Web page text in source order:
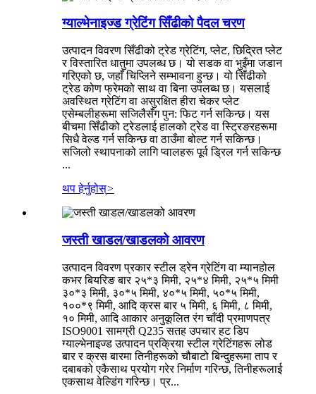
ग्याल्भेनाइज्ड ग्रेटिंग सिँढीको पैदल चरण
उत्पादन विवरण सिँढीको ट्रेड ग्रेटिंग, प्लेट, छिद्रित प्लेट
र विस्तारित धातुमा उपलब्ध छ। यो सडक वा भुइँमा जडान
गरिएको छ, जहाँ चिप्लिने सम्भावना हुन्छ। यो सिँढीको
ट्रेड कोण फ्रेमको साथ वा बिना उपलब्ध छ। यसलाई
अवस्थित ग्रेटिंग वा असुरक्षित हीरा चेकर प्लेट
एसेम्बलीहरूमा सजिलैसँग पुन: फिट गर्न सकिन्छ। यस
बीचमा सिँढीको ट्रेडलाई हालको ट्रेड वा स्ट्रिङरहरूमा
सिधै वेल्ड गर्न सकिन्छ वा ठाउँमा बोल्ट गर्न सकिन्छ।
सजिलो स्थापनाको लागि प्वालहरू पूर्व ड्रिल गर्न सकिन्छ
...
थप हेर्नुहोस्>
जस्ती खाडल/खाडलको आवरण
उत्पादन विवरण प्रकार स्टील ड्रेन ग्रेटिंग वा म्यानहोल
कभर बियरिङ बार २५*३ मिमी, २५*४ मिमी, २५*५ मिमी
३०*३ मिमी, ३०*५ मिमी, ४०*५ मिमी, ५०*५ मिमी,
१००*९ मिमी, आदि क्रस बार ५ मिमी, ६ मिमी, ८ मिमी,
१० मिमी, आदि आकार अनुकूलित रंग चाँदी प्रमाणपत्र
ISO9001 सामग्री Q235 सतह उपचार हट डिप
ग्याल्भेनाइज्ड उत्पादन प्रक्रिया स्टील ग्रेटिंगहरू लोड
बार र क्रस बारमा तिनीहरूको चौबाटो बिन्दुहरूमा ताप र
दबाबको एकैसाथ प्रयोग गरेर निर्माण गरिन्छ, तिनीहरूलाई
एकसाथ वेल्डिंग गरिन्छ। प्र...